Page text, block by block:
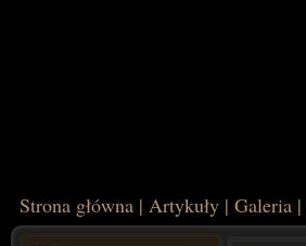
Strona główna | Artykuły | Galeria |